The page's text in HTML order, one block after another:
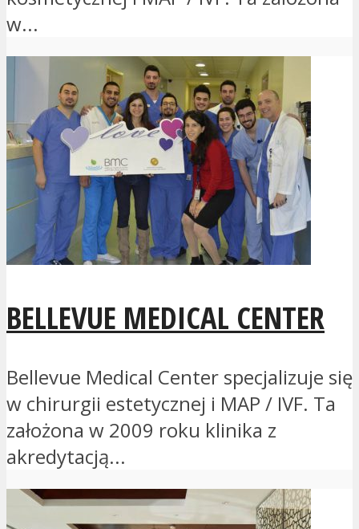
w...
BELLEVUE MEDICAL CENTER
Bellevue Medical Center specjalizuje się
w chirurgii estetycznej i MAP / IVF. Ta
założona w 2009 roku klinika z
akredytacją...